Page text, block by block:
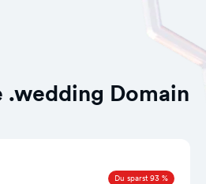
.wedding Domain
Du sparst 93 %